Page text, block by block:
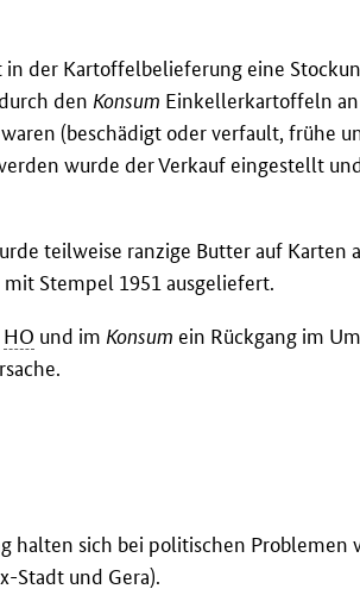
der Kartoffelbelieferung eine
den Konsum Einkellerkartoffeln
(beschädigt oder verfault, frühe
wurde der Verkauf eingestellt
teilweise ranzige Butter auf Karten
Stempel 1951 ausgeliefert.
HO und im Konsum ein Rückgang im
halten sich bei politischen Problemen
Stadt und Gera).